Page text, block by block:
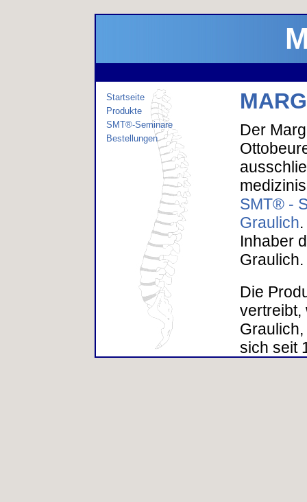
Startseite
Produkte
SMT®-Seminare
Bestellungen
Der
SMT® -
Graulich.
Inhaber
Graulich.
Die
vertreibt,
sich seit